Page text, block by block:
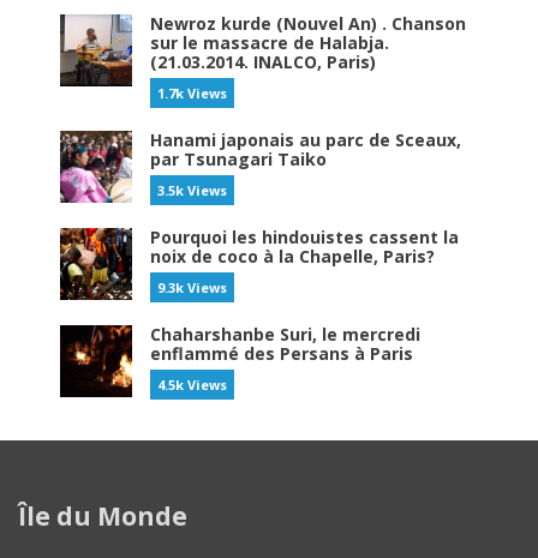
Newroz kurde (Nouvel An) . Chanson
sur le massacre de Halabja.
(21.03.2014. INALCO, Paris)
1.7k Views
Hanami japonais au parc de Sceaux,
par Tsunagari Taiko
3.5k Views
Pourquoi les hindouistes cassent la
noix de coco à la Chapelle, Paris?
9.3k Views
Chaharshanbe Suri, le mercredi
enflammé des Persans à Paris
4.5k Views
Île du Monde